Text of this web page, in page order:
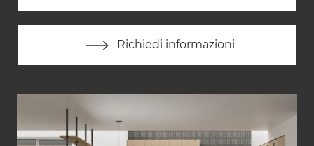
Richiedi informazioni